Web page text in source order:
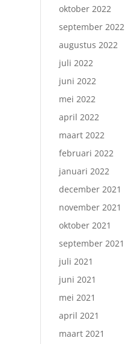
oktober 2022
september 2022
augustus 2022
juli 2022
juni 2022
mei 2022
april 2022
maart 2022
februari 2022
januari 2022
december 2021
november 2021
oktober 2021
september 2021
juli 2021
juni 2021
mei 2021
april 2021
maart 2021